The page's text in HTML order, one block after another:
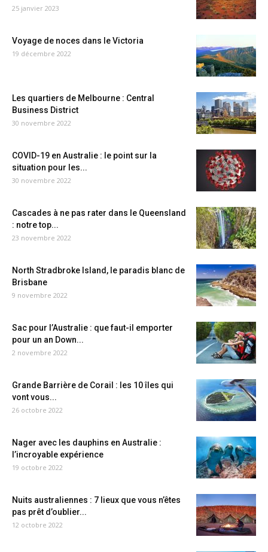
25 janvier 2023
Voyage de noces dans le Victoria
19 décembre 2022
Les quartiers de Melbourne : Central
Business District
30 novembre 2022
COVID-19 en Australie : le point sur la
situation pour les...
30 novembre 2022
Cascades à ne pas rater dans le Queensland
: notre top...
23 novembre 2022
North Stradbroke Island, le paradis blanc de
Brisbane
9 novembre 2022
Sac pour l’Australie : que faut-il emporter
pour un an Down...
2 novembre 2022
Grande Barrière de Corail : les 10 îles qui
vont vous...
26 octobre 2022
Nager avec les dauphins en Australie :
l’incroyable expérience
19 octobre 2022
Nuits australiennes : 7 lieux que vous n’êtes
pas prêt d’oublier...
12 octobre 2022